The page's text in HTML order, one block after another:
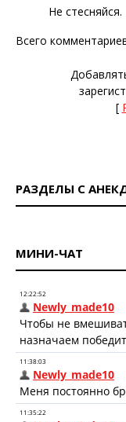
Не
Всего
[
РАЗДЕЛЫ С
МИНИ-ЧАТ